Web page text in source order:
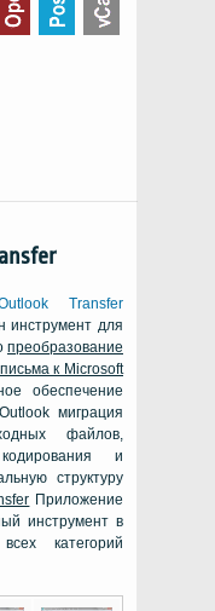
Transfer
инструмент для
преобразование
письма к Microsoft
обеспечение
Outlookмиграция
файлов,
и
структуру
Приложение
инструмент в
категорий